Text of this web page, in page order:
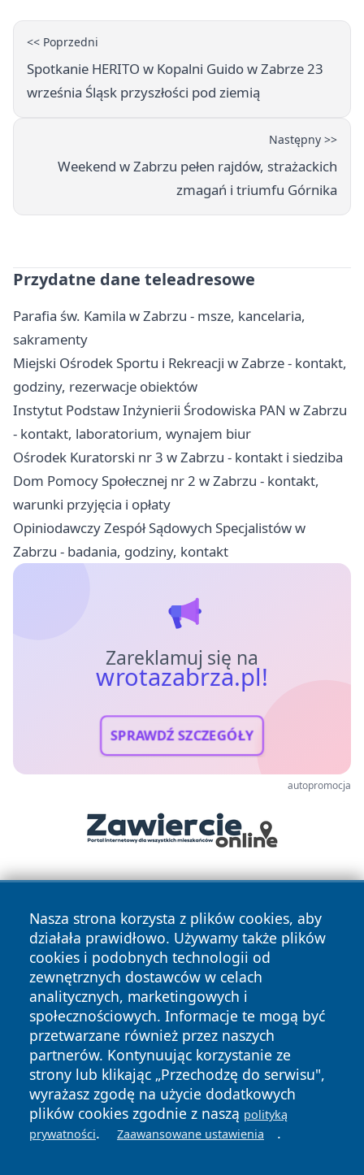
<< Poprzedni
Spotkanie HERITO w Kopalni Guido w Zabrze 23
września Śląsk przyszłości pod ziemią
Następny >>
Weekend w Zabrzu pełen rajdów, strażackich
zmagań i triumfu Górnika
Przydatne dane teleadresowe
Parafia św. Kamila w Zabrzu - msze, kancelaria,
sakramenty
Miejski Ośrodek Sportu i Rekreacji w Zabrze - kontakt,
godziny, rezerwacje obiektów
Instytut Podstaw Inżynierii Środowiska PAN w Zabrzu
- kontakt, laboratorium, wynajem biur
Ośrodek Kuratorski nr 3 w Zabrzu - kontakt i siedziba
Dom Pomocy Społecznej nr 2 w Zabrzu - kontakt,
warunki przyjęcia i opłaty
Opiniodawczy Zespół Sądowych Specjalistów w
Zabrzu - badania, godziny, kontakt
Zareklamuj się na
wrotazabrza.pl!
SPRAWDŹ SZCZEGÓŁY
autopromocja
Nasza strona korzysta z plików cookies, aby
działała prawidłowo. Używamy także plików
cookies i podobnych technologii od
zewnętrznych dostawców w celach
analitycznych, marketingowych i
społecznościowych. Informacje te mogą być
przetwarzane również przez naszych
partnerów. Kontynuując korzystanie ze
strony lub klikając „Przechodzę do serwisu",
wyrażasz zgodę na użycie dodatkowych
plików cookies zgodnie z naszą polityką
prywatności. Zaawansowane ustawienia .
Copyright © 2026 wrotazabrza.pl Wszystkie prawa
zastrzeżone.
News Autorzy
Polityka
Prywatności
Polityka
Cookies